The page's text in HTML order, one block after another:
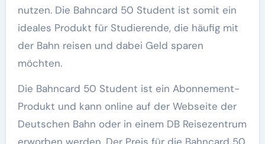
nutzen. Die Bahncard 50 Student ist somit ein
ideales Produkt für Studierende, die häufig mit
der Bahn reisen und dabei Geld sparen
möchten.
Die Bahncard 50 Student ist ein Abonnement-
Produkt und kann online auf der Webseite der
Deutschen Bahn oder in einem DB Reisezentrum